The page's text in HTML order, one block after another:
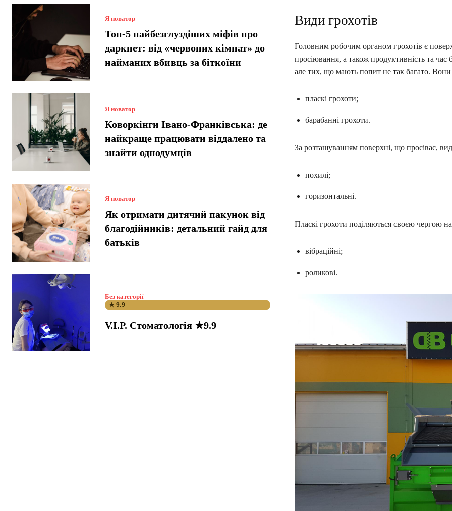
Я новатор
Топ-5 найбезглуздіших міфів про
даркнет: від «червоних кімнат» до
найманих вбивць за біткоїни
Я новатор
Коворкінги Івано-Франківська: де
найкраще працювати віддалено та
знайти однодумців
Я новатор
Як отримати дитячий пакунок від
благодійників: детальний гайд для
батьків
Без категорії
★ 9.9
V.I.P. Стоматологія ★9.9
Види грохотів
Головним робочим органом грохотів є
просіювання, а також продуктивність та час
але тих, що мають попит не так багато.
пласкі грохоти;
барабанні грохоти.
За розташуванням поверхні, що просіває,
похилі;
горизонтальні.
Пласкі грохоти поділяються своєю чергою
вібраційні;
роликові.